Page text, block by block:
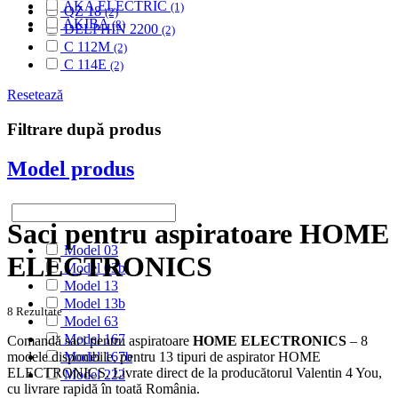
AKA ELECTRIC (1)
AKIBA (8)
ALASKA (28)
ALBATROS
ALFATEC
ALLERGY CARE
ALPINA (10)
ALTIC (3)
ALTO (12)
ALTUS (1)
AMADIS (5)
AMROS (1)
AMSTAR (2)
AMSTERDAM
AMSTRAD
ANTECH
APL (3)
AQUA VAC (3)
AR-TECH (3)
QZ 18 (2)
DELPHIN 2200 (2)
C 112M (2)
C 114E (2)
Resetează
Filtrare după produs
Model produs
Model 03
Model 03b
Model 13
Model 13b
Model 63
Model 167
Model 167b
Model 222
Saci pentru aspiratoare HOME
ELECTRONICS
8 Rezultate
Comandă saci pentru aspiratoare HOME ELECTRONICS – 8
modele disponibile, pentru 13 tipuri de aspirator HOME
ELECTRONICS. Livrate direct de la producătorul Valentin 4 You,
cu livrare rapidă în toată România.